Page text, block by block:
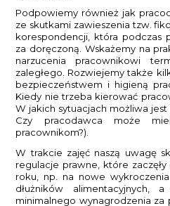
Podpowiemy również jak
ze skutkami zawieszenia tzw.
korespondencji, która podczas
za doręczoną. Wskażemy na
narzucenia pracownikowi
zaległego. Rozwiejemy także
bezpieczeństwem i higieną
Kiedy nie trzeba kierować
W jakich sytuacjach możliwa
Czy pracodawca może
pracownikom?).
W trakcie zajęć naszą uwagę
regulacje prawne, które
roku, np. na nowe
dłużników alimentacyjnych,
minimalnego wynagrodzenia